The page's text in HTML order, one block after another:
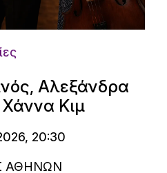
Αλεξάνδρα
Κιμ
20:30
ΑΘΗΝΩΝ